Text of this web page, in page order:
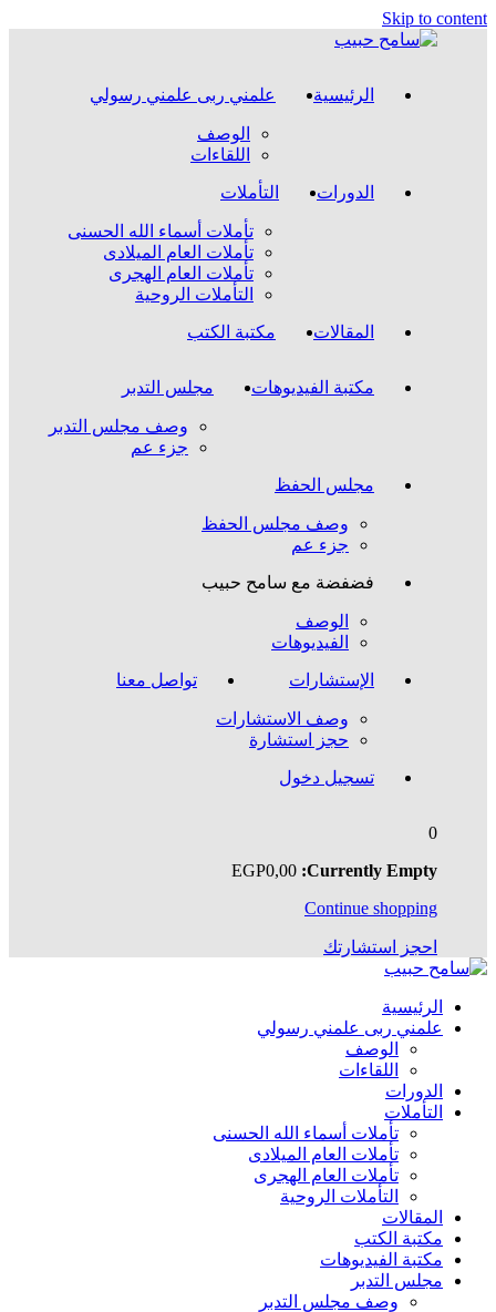
Skip to content
الرئيسية علمني ربى علمني رسولي
الوصف
اللقاءات
الدورات
التأملات
تأملات أسماء الله الحسنى
تأملات العام الميلادى
تأملات العام الهجرى
التأملات الروحية
المقالات
مكتبة الكتب
مكتبة الفيديوهات مجلس التدبر
وصف مجلس التدبر
جزء عم
مجلس الحفظ
وصف مجلس الحفظ
جزء عم
فضفضة مع سامح حبيب
الوصف
الفيديوهات
الإستشارات
وصف الاستشارات
حجز استشارة
تواصل معنا
تسجيل دخول
0
Currently Empty:
EGP0,00
Continue shopping
احجز استشارتك
الرئيسية
علمني ربى علمني رسولي
الوصف
اللقاءات
الدورات
التأملات
تأملات أسماء الله الحسنى
تأملات العام الميلادى
تأملات العام الهجرى
التأملات الروحية
المقالات
مكتبة الكتب
مكتبة الفيديوهات
مجلس التدبر
وصف مجلس التدبر